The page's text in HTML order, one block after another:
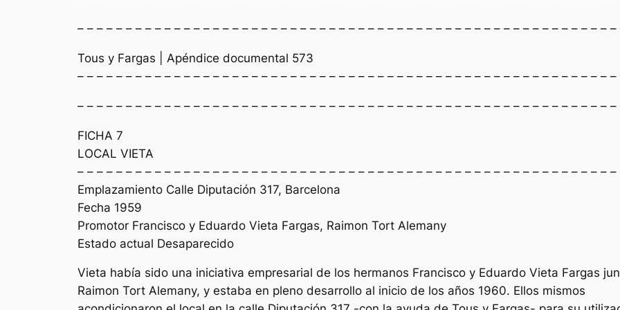
– – – – – – – – – – – – – – – – – – – – – – – – – – – – – – – – – – – – – – – – – – – – – – – – – – – – – – –
Tous y Fargas | Apéndice documental 573
– – – – – – – – – – – – – – – – – – – – – – – – – – – – – – – – – – – – – – – – – – – – – – – – – – – – – – –
– – – – – – – – – – – – – – – – – – – – – – – – – – – – – – – – – – – – – – – – – – – – – – – – – – – – – – –
FICHA 7
LOCAL VIETA
– – – – – – – – – – – – – – – – – – – – – – – – – – – – – – – – – – – – – – – – – – – – – – – – – – – – – – –
Emplazamiento Calle Diputación 317, Barcelona
Fecha 1959
Promotor Francisco y Eduardo Vieta Fargas, Raimon Tort Alemany
Estado actual Desaparecido
Vieta había sido una iniciativa empresarial de los hermanos Francisco y Eduardo Vieta Fargas
Raimon Tort Alemany, y estaba en pleno desarrollo al inicio de los años 1960. Ellos mismos